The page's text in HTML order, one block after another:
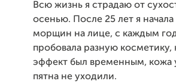
Всю жизнь я страдаю от
осенью. После 25 лет я
морщин на лице, с каждым
пробовала разную
эффект был временным, кожа
пятна не уходили.